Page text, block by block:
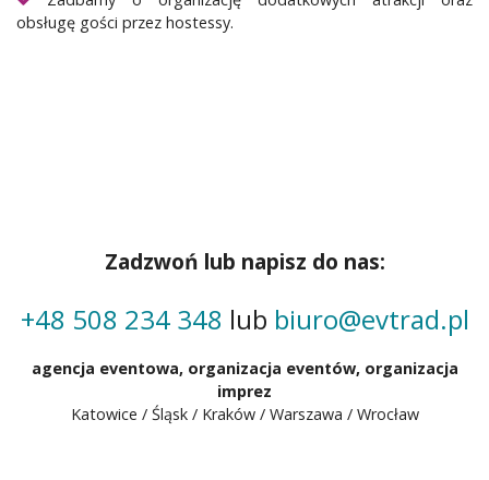
obsługę gości przez hostessy.
Zadzwoń lub napisz do nas:
+48 508 234 348 lub biuro@evtrad.pl
agencja eventowa, organizacja eventów, organizacja
imprez
Katowice / Śląsk / Kraków / Warszawa / Wrocław